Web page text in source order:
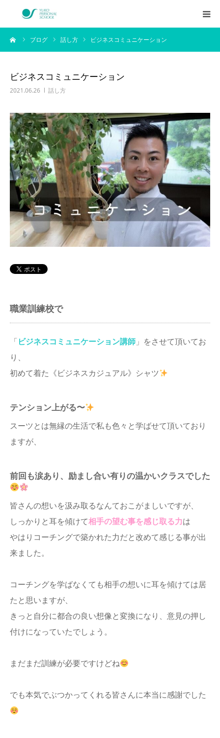
ブログ 話し方 ビジネスコミュニケーション
ビジネスコミュニケーション
2021.06.26 話し方
職業訓練校で
「ビジネスコミュニケーション講師 」をさせて頂いてお
り、
初めて着た《ビジネスカジュアル》シャツ
テンション上がる〜
スーツとは無縁の生活で私も色々と学ばせて頂いており
ますが、
前回も涙あり、励まし合い有りの温かいクラスでした
皆さんの想いを汲み取るなんておこがましいですが、
しっかりと耳を傾けて相手の望む事を感じ取る力は
やはりコーチングで築かれた力だと改めて感じる事が出
来ました。
コーチングを学ばなくても相手の想いに耳を傾けては居
たと思いますが、
きっと自分に都合の良い想像と変換になり、意見の押し
付けになっていたでしょう。
まだまだ訓練が必要ですけどね
でも本気でぶつかってくれる皆さんに本当に感謝でした
西村侑剛プロフィール
企業研修
アイテム
お客様の声
ブログ
アクセス